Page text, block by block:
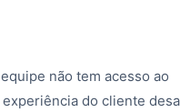
não tem acesso ao
do cliente